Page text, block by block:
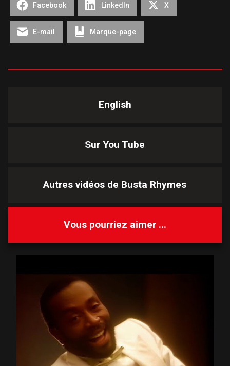
Facebook LinkedIn X
E-mail Marque-page
English
Sur You Tube
Autres vidéos de Busta Rhymes
Vous pourriez aimer ...